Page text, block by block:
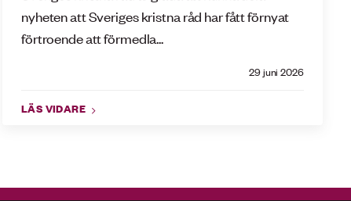
29 juni 2026
nyheten att Sveriges kristna råd har fått förnyat
förtroende att förmedla...
LÄS VIDARE